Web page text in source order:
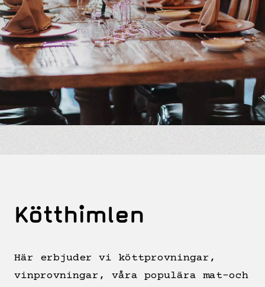
Kötthimlen
Här erbjuder vi köttprovningar,
vinprovningar, våra populära mat-och